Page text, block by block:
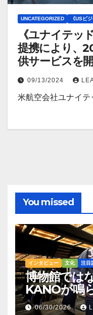
UNCATEGORIZED 《USビ
《ユナイテッ
提携により、
供サービスを
09/13/2024
米航空会社ユナイ
You missed
インタビュー 文化 注目
博物館では
KANOが鳴
06/30/2026